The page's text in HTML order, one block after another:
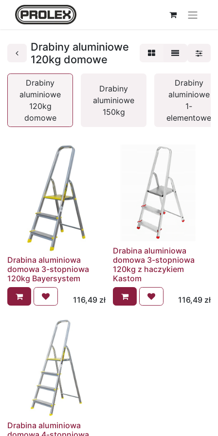
Drabiny aluminiowe
120kg domowe
Drabiny
aluminiowe
120kg
domowe
Drabiny
aluminiowe
150kg
Drabiny
aluminiowe
1-
elementowe
Drabina aluminiowa
domowa 3-stopniowa
120kg Bayersystem
116,49zł
Drabina aluminiowa
domowa 3-stopniowa
120kg z haczykiem
Kastom
116,49 zł
Drabina aluminiowa